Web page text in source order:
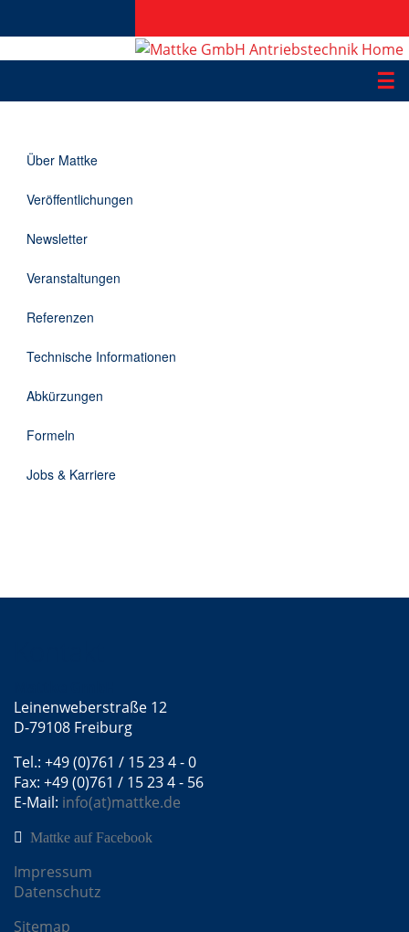
☰
Applikationen
Informationen
Downloads
Kontakt
Über Mattke
Veröffentlichungen
Newsletter
Veranstaltungen
Referenzen
Technische Informationen
Abkürzungen
Formeln
Jobs & Karriere
Leinenweberstraße 12
D-79108 Freiburg
Tel.: +49 (0)761 / 15 23 4 - 0
Fax: +49 (0)761 / 15 23 4 - 56
E-Mail: info(at)mattke.de
Mattke auf Facebook
Impressum
Datenschutz
Sitemap